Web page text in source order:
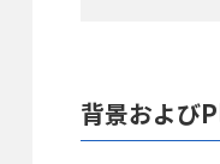
背景および